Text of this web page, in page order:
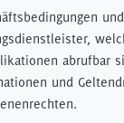
abrufbar
und